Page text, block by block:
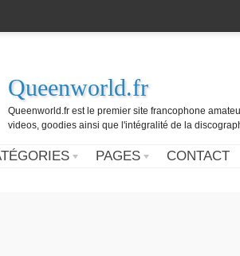
Queenworld.fr
Queenworld.fr est le premier site francophone
videos, goodies ainsi que l'intégralité de la
PAGES CONTACT